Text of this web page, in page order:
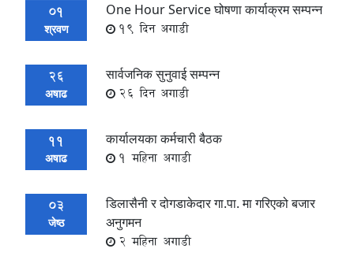
01
श्रवण
One Hour Service घोषणा कार्याक्रम सम्पन्‍न
19 दिन अगाडी
26
अषाढ
सार्वजनिक सुनुवाई सम्पन्न
26 दिन अगाडी
11
अषाढ
कार्यालयका कर्मचारी बैठक
1 महिना अगाडी
03
जेष्ठ
डिलासैनी र दोगडाकेदार गा.पा. मा गरिएको बजार
अनुगमन
2 महिना अगाडी